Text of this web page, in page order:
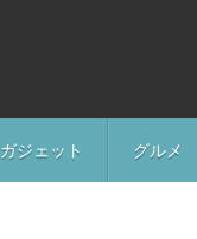
ガジェット グルメ